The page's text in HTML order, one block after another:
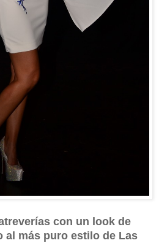
con un look de
al más puro estilo de Las